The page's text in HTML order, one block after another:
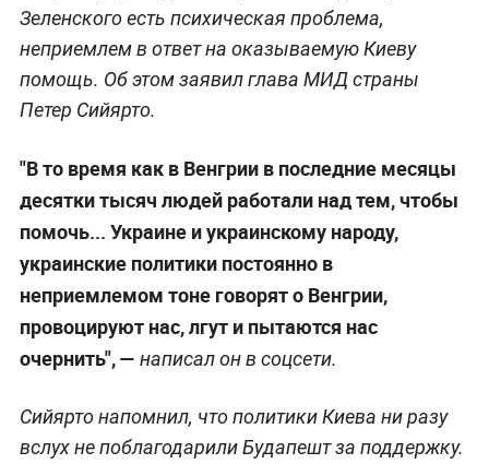
Зеленского есть психическая проблема,
неприемлем в ответ на оказываемую Киеву
помощь. Об этом заявил глава МИД страны
Петер Сийярто.
"В то время как в Венгрии в последние месяцы
десятки тысяч людей работали над тем, чтобы
помочь... Украине и украинскому народу,
украинские политики постоянно в
неприемлемом тоне говорят о Венгрии,
провоцируют нас, лгут и пытаются нас
очернить", — написал он в соцсети.
Сийярто напомнил, что политики Киева ни разу
вслух не поблагодарили Будапешт за поддержку.